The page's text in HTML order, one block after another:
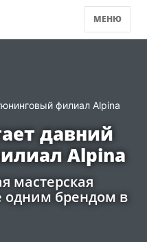
МЕНЮ
филиал Alpina
давний
Alpina
мастерская
одним брендом в